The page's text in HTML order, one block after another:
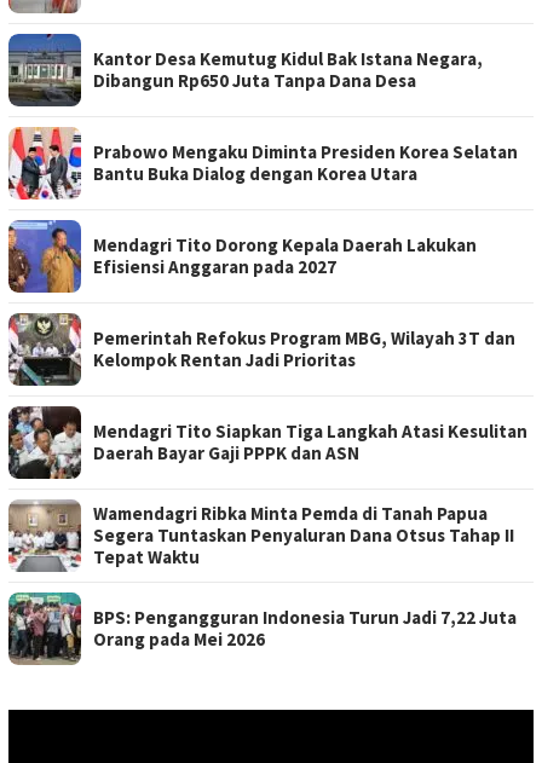
Kantor Desa Kemutug Kidul Bak Istana Negara,
Dibangun Rp650 Juta Tanpa Dana Desa
Prabowo Mengaku Diminta Presiden Korea Selatan
Bantu Buka Dialog dengan Korea Utara
Mendagri Tito Dorong Kepala Daerah Lakukan
Efisiensi Anggaran pada 2027
Pemerintah Refokus Program MBG, Wilayah 3T dan
Kelompok Rentan Jadi Prioritas
Mendagri Tito Siapkan Tiga Langkah Atasi Kesulitan
Daerah Bayar Gaji PPPK dan ASN
Wamendagri Ribka Minta Pemda di Tanah Papua
Segera Tuntaskan Penyaluran Dana Otsus Tahap II
Tepat Waktu
BPS: Pengangguran Indonesia Turun Jadi 7,22 Juta
Orang pada Mei 2026